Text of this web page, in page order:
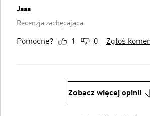
Jaaa
Recenzja zachęcająca
Pomocne? 1 0 Zgłoś
Zobacz więcej opinii